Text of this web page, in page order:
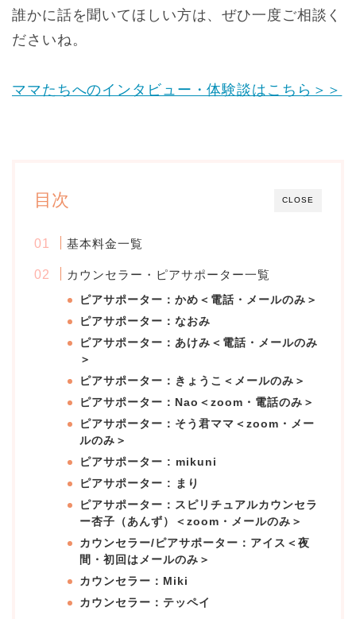
誰かに話を聞いてほしい方は、ぜひ一度ご相談く
ださいね。
ママたちへのインタビュー・体験談はこちら＞＞
CLOSE
目次
基本料金一覧
カウンセラー・ピアサポーター一覧
ピアサポーター：かめ＜電話・メールのみ＞
ピアサポーター：なおみ
ピアサポーター：あけみ＜電話・メールのみ
＞
ピアサポーター：きょうこ＜メールのみ＞
ピアサポーター：Nao＜zoom・電話のみ＞
ピアサポーター：そう君ママ＜zoom・メー
ルのみ＞
ピアサポーター : mikuni
ピアサポーター : まり
ピアサポーター：スピリチュアルカウンセラ
ー杏子（あんず）＜zoom・メールのみ＞
カウンセラー/ピアサポーター：アイス＜夜
間・初回はメールのみ＞
カウンセラー：Miki
カウンセラー：テッペイ